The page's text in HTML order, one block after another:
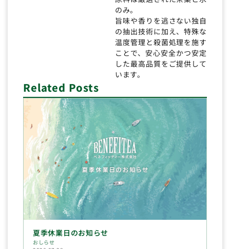
のみ。
旨味や香りを逃さない独自
の抽出技術に加え、特殊な
温度管理と殺菌処理を施す
ことで、安心安全かつ安定
した最高品質をご提供して
います。
Related Posts
夏季休業日のお知らせ
おしらせ